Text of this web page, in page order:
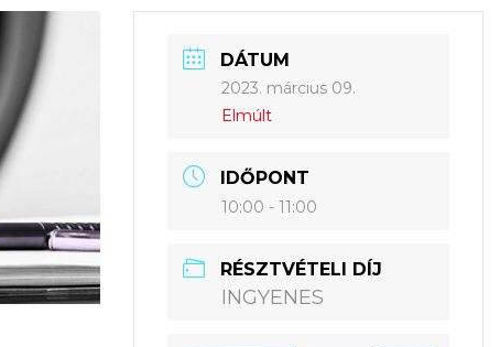
DÁTUM
2023. március 09.
Elmúlt
IDŐPONT
10:00 - 11:00
RÉSZTVÉTELI DÍJ
INGYENES